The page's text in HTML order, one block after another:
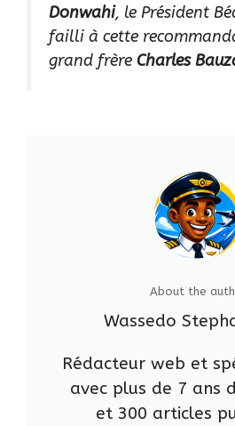
Donwahi, le Président
failli à cette
grand frère Charles
About the
Wassedo
Rédacteur web et
avec plus de 7 ans
et 300 articles